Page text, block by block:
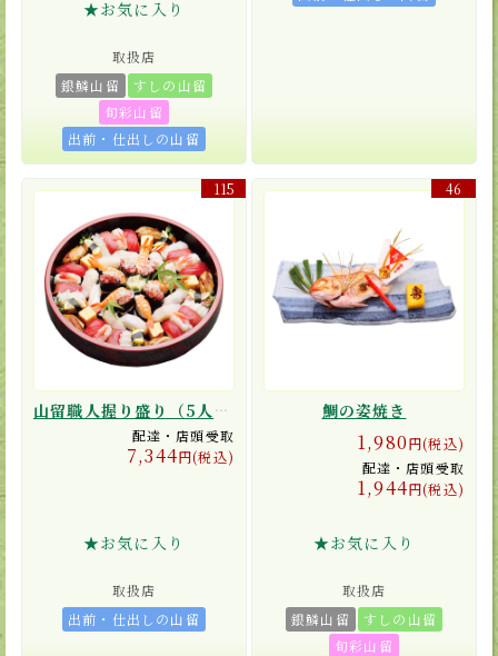
★お気に入り
取扱店
銀鱗山留
すしの山留
旬彩山留
出前・仕出しの山留
115
山留職人握り盛り（5人前）
配達・店頭受取
7,344円(税込)
★お気に入り
取扱店
出前・仕出しの山留
46
鯛の姿焼き
1,980円(税込)
配達・店頭受取
1,944円(税込)
★お気に入り
取扱店
銀鱗山留
すしの山留
旬彩山留